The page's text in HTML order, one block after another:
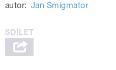
autor: Jan Smigmator